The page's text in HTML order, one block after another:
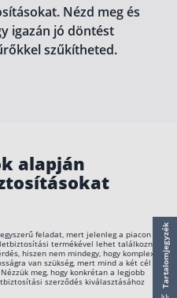
összefoglaló
táblázat és útmutató
– A magyar nyugdíjrendszer
vagy NYESZ? Melyik a jobb?
vagy
adókedvezmény és adójóváírás
így használd ki az
Nézd meg és
igazán jó döntést
szűkítheted.
alapján
feladat, mert jelenleg a piacon
termékével lehet találkozni.
hiszen nem mindegy, hogy komplex
van szükség, mert mind a két cél
meg, hogy konkrétan a legjobb
szerződés kiválasztásához
Tartalomjegyzék